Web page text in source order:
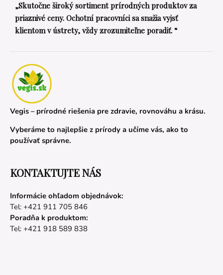
„Skutočne široký sortiment prírodných produktov za
priaznivé ceny. Ochotní pracovníci sa snažia vyjsť
klientom v ústrety, vždy zrozumiteľne poradiť. “
Vegis – prírodné riešenia pre zdravie, rovnováhu a krásu.
Vyberáme to najlepšie z prírody a učíme vás, ako to
používať správne.
KONTAKTUJTE NÁS
Informácie ohľadom objednávok:
Tel: +421 911 705 846
Poradňa k produktom:
Tel: +421 918 589 838